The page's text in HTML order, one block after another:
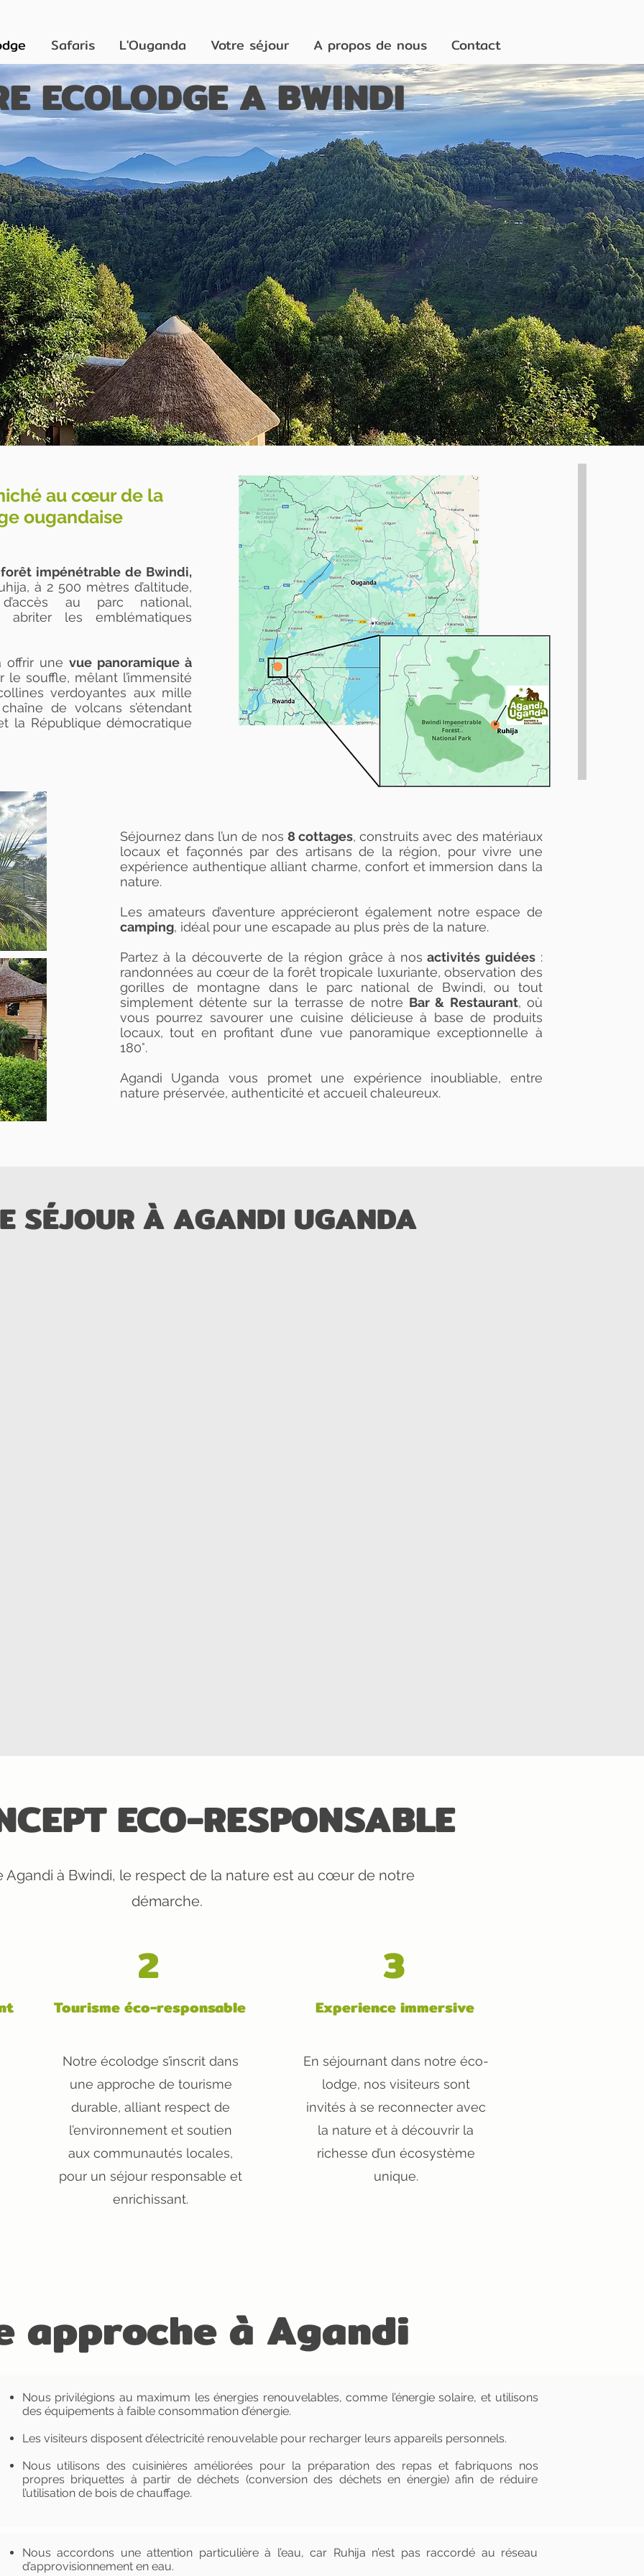
Safaris L'Ouganda Votre séjour A propos de nous Contact
ECOLODGE A BWINDI
au cœur de la
ougandaise
forêt impénétrable de Bwindi,
à 2 500 mètres d’altitude,
au parc national,
abriter les emblématiques
offrir unevue panoramique à
souffle, mêlant l’immensité
verdoyantes aux mille
de volcans s’étendant
la République démocratique
Séjournez dans l’un de nos 8 cottages, construits avec des matériaux
locaux et façonnés par des artisans de la région, pour vivre une
expérience authentique alliant charme, confort et immersion dans la
nature.
Les amateurs d’aventure apprécieront également notre espace de
camping, idéal pour une escapade au plus près de la nature.
Partez à la découverte de la région grâce à nos activités guidées:
randonnées au cœur de la forêt tropicale luxuriante, observation des
gorilles de montagne dans le parc national de Bwindi, ou tout
simplement détente sur la terrasse de notre Bar & Restaurant, où
vous pourrez savourer une cuisine délicieuse à base de produits
locaux, tout en profitant d’une vue panoramique exceptionnelle à
180°.
Agandi Uganda vous promet une expérience inoubliable, entre
nature préservée, authenticité et accueil chaleureux.
SÉJOUR À AGANDI UGANDA
ECO-RESPONSABLE
Agandi à Bwindi, le respect de la nature est au cœur de notre
démarche.
2
Tourisme éco-responsable
Notre écolodge s’inscrit dans
une approche de tourisme
durable, alliant respect de
l’environnement et soutien
aux communautés locales,
pour un séjour responsable et
enrichissant.
3
Experience immersive
En séjournant dans notre éco-
lodge, nos visiteurs sont
invités à se reconnecter avec
la nature et à découvrir la
richesse d’un écosystème
unique.
approche à Agandi
Nous privilégions au maximum les énergies renouvelables, comme l’énergie solaire, et utilisons
des équipements à faible consommation d’énergie.
Les visiteurs disposent d’électricité renouvelable pour recharger leurs appareils personnels.
Nous utilisons des cuisinières améliorées pour la préparation des repas et fabriquons nos
propres briquettes à partir de déchets (conversion des déchets en énergie) afin de réduire
l’utilisation de bois de chauffage.
Nous accordons une attention particulière à l’eau, car Ruhija n’est pas raccordé au réseau
d’approvisionnement en eau.